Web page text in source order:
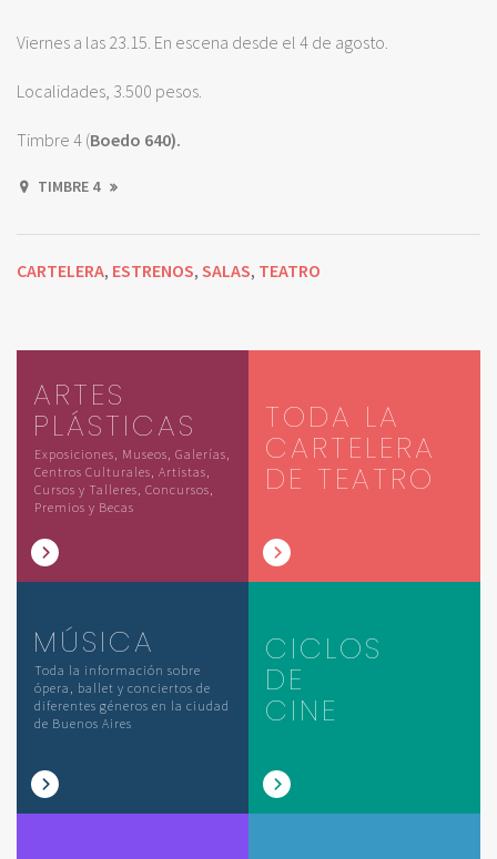
Viernes a las 23.15. En escena desde el 4 de agosto.
Localidades, 3.500 pesos.
Timbre 4 (Boedo 640).
TIMBRE 4
CARTELERA, ESTRENOS, SALAS, TEATRO
ARTES
PLÁSTICAS
Exposiciones, Museos, Galerías,
Centros Culturales, Artistas,
Cursos y Talleres, Concursos,
Premios y Becas
TODA LA
CARTELERA
DE TEATRO
MÚSICA
Toda la información sobre
ópera, ballet y conciertos de
diferentes géneros en la ciudad
de Buenos Aires
CICLOS
DE
CINE